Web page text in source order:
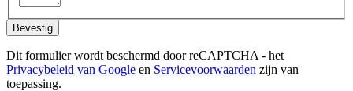
Bevestig
Dit formulier wordt beschermd door reCAPTCHA - het
Privacybeleid van Google en Servicevoorwaarden zijn van
toepassing.